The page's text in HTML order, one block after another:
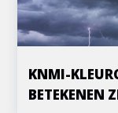
KNMI-
BETEKENEN